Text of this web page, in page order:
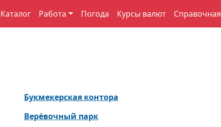
Каталог Работа Погода Курсы валют Справочная
Букмекерская контора
Верёвочный парк